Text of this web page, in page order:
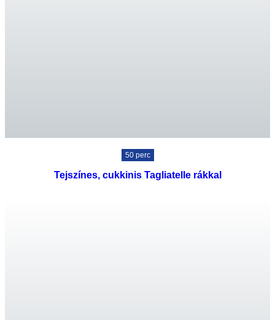
50 perc
Tejszínes, cukkinis Tagliatelle rákkal